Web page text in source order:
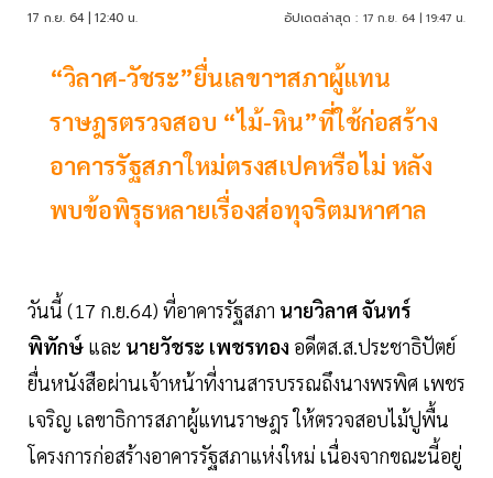
17 ก.ย. 64 | 12:40 น. อัปเดตล่าสุด : 17 ก.ย. 64 | 19:47 น.
“วิลาศ-วัชระ”ยื่นเลขาฯสภาผู้แทน
ราษฎรตรวจสอบ “ไม้-หิน”ที่ใช้ก่อสร้าง
อาคารรัฐสภาใหม่ตรงสเปคหรือไม่ หลัง
พบข้อพิรุธหลายเรื่องส่อทุจริตมหาศาล
วันนี้ (17 ก.ย.64) ที่อาคารรัฐสภา นายวิลาศ จันทร์
พิทักษ์ และ นายวัชระ เพชรทอง อดีตส.ส.ประชาธิปัตย์
ยื่นหนังสือผ่านเจ้าหน้าที่งานสารบรรณถึงนางพรพิศ เพชร
เจริญ เลขาธิการสภาผู้แทนราษฎร ให้ตรวจสอบไม้ปูพื้น
โครงการก่อสร้างอาคารรัฐสภาแห่งใหม่ เนื่องจากขณะนี้อยู่